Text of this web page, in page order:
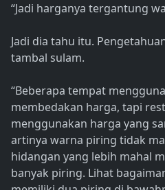
“Jadi harganya tergantung
Jadi dia tahu itu.
tambal sulam.
“Beberapa tempat
membedakan harga, tapi
menggunakan harga yang
artinya warna piring tidak
hidangan yang lebih mahal
banyak piring. Lihat